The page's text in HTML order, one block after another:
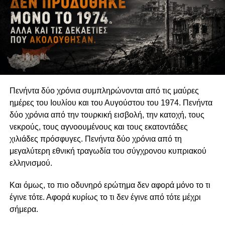
δημοκρατίας. Η δυνατότητα των οργανώσεων να
αναδεικνύουν παραμελημένα προβλήματα, να
υπερασπίζονται δικαιώματα και να συμβάλλουν στη
διαμόρφωση δημόσιων πολιτικών συνδέεται άμεσα με τη
διατήρηση της οργανωτικής και πνευματικής τους
αυτονομίας.
Η αυτονομία αυτή δεν συνεπάγεται πολιτική
ουδετερότητα. Μια οργάνωση μπορεί θεμιτά να
υποστηρίζει περιβαλλοντικές πολιτικές, κοινωνικά
δικαιώματα, θεσμικές μεταρρυθμίσεις ή συγκεκριμένες
νομοθετικές παρεμβάσεις. Μπορεί επίσης να ασκεί κριτική
στην κυβέρνηση, να συνεργάζεται με αιρετούς
εκπροσώπους ή να συμμετέχει σε διαδικασίες δημόσιας
ανοικτή, συμπεριληπτική και αποτελεσματική συμμετοχή
της κοινωνίας των πολιτών ως συστατικό στοιχείο της
δημοκρατικής διακυβέρνησης. Η πολιτική
Πενήντα δύο χρόνια συμπληρώνονται από τις μαύρες
ημέρες του Ιουλίου και του Αυγούστου του 1974. Πενήντα
δύο χρόνια από την τουρκική εισβολή, την κατοχή, τους
νεκρούς, τους αγνοουμένους και τους εκατοντάδες
χιλιάδες πρόσφυγες. Πενήντα δύο χρόνια από τη
μεγαλύτερη εθνική τραγωδία του σύγχρονου κυπριακού
ελληνισμού.
Και όμως, το πιο οδυνηρό ερώτημα δεν αφορά μόνο το τι
έγινε τότε. Αφορά κυρίως το τι δεν έγινε από τότε μέχρι
σήμερα.